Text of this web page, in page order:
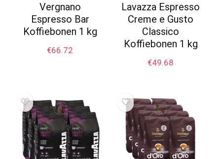
Vergnano
Espresso Bar
Koffiebonen 1 kg
€66.72
Lavazza Espresso
Creme e Gusto
Classico
Koffiebonen 1 kg
€49.68